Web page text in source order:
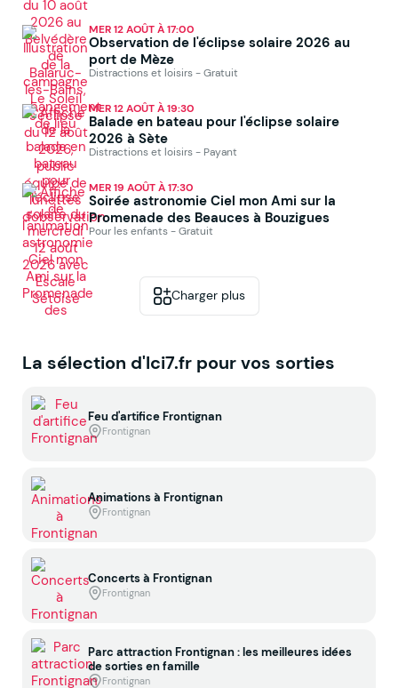
MER 12 AOÛT À 17:00
Observation de l'éclipse solaire 2026 au
port de Mèze
Distractions et loisirs - Gratuit
MER 12 AOÛT À 19:30
Balade en bateau pour l'éclipse solaire
2026 à Sète
Distractions et loisirs - Payant
MER 19 AOÛT À 17:30
Soirée astronomie Ciel mon Ami sur la
Promenade des Beauces à Bouzigues
Pour les enfants - Gratuit
Charger plus
La sélection d'Ici7.fr pour vos sorties
Feu d'artifice Frontignan
Frontignan
Animations à Frontignan
Frontignan
Concerts à Frontignan
Frontignan
Parc attraction Frontignan : les meilleures idées
de sorties en famille
Frontignan